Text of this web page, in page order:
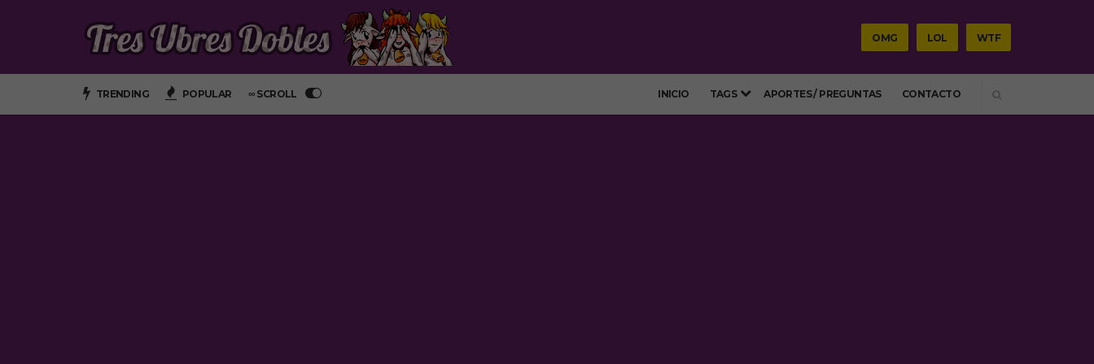
OMG LOL WTF
TRENDING POPULAR ∞ SCROLL
INICIO
TAGS APORTES / PREGUNTAS CONTACTO